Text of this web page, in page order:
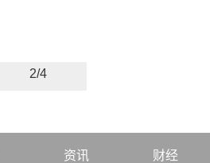
2/4
资讯 财经